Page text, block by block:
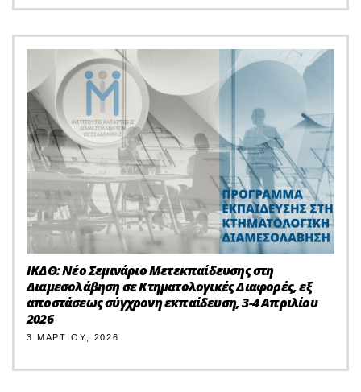
ΙΚΔΘ: Νέο Σεμινάριο Μετεκπαίδευσης στη
Διαμεσολάβηση σε Κτηματολογικές Διαφορές, εξ
αποστάσεως σύγχρονη εκπαίδευση, 3-4 Απριλίου
2026
3 ΜΑΡΤΊΟΥ, 2026